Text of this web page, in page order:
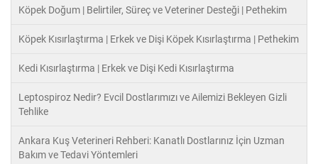
Köpek Doğum | Belirtiler, Süreç ve Veteriner Desteği | Pethekim
Köpek Kısırlaştırma | Erkek ve Dişi Köpek Kısırlaştırma | Pethekim
Kedi Kısırlaştırma | Erkek ve Dişi Kedi Kısırlaştırma
Leptospiroz Nedir? Evcil Dostlarımızı ve Ailemizi Bekleyen Gizli
Tehlike
Ankara Kuş Veterineri Rehberi: Kanatlı Dostlarınız İçin Uzman
Bakım ve Tedavi Yöntemleri